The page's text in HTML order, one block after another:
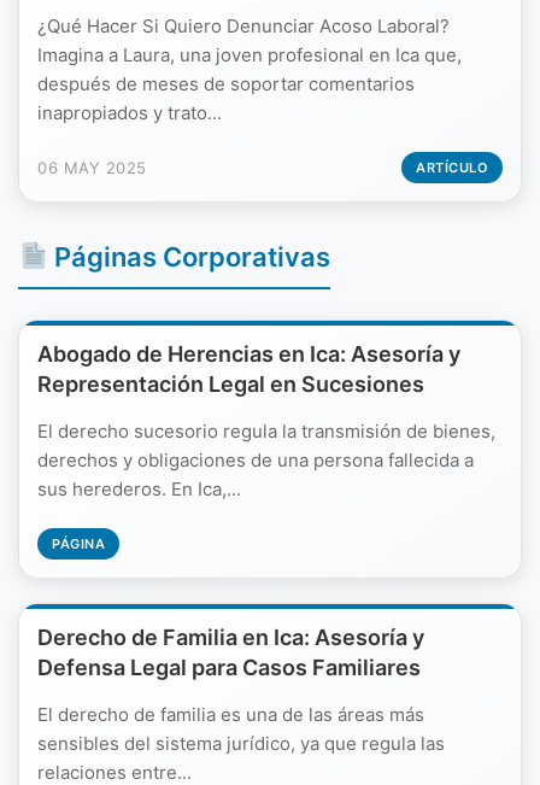
¿Qué Hacer Si Quiero Denunciar Acoso Laboral?
Imagina a Laura, una joven profesional en Ica que,
después de meses de soportar comentarios
inapropiados y trato...
06 MAY 2025 ARTÍCULO
Páginas Corporativas
Abogado de Herencias en Ica: Asesoría y
Representación Legal en Sucesiones
El derecho sucesorio regula la transmisión de bienes,
derechos y obligaciones de una persona fallecida a
sus herederos. En Ica,...
PÁGINA
Derecho de Familia en Ica: Asesoría y
Defensa Legal para Casos Familiares
El derecho de familia es una de las áreas más
sensibles del sistema jurídico, ya que regula las
relaciones entre...